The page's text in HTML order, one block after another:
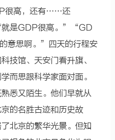
很高，还有……还
是GDP很高。”“GD
意思啊。”四天的行程安
技馆、天安门看升旗、
而思跟科学家面对面。
悉又陌生。他们早就从
的名胜古迹和历史故
北京的繁华光景。但知